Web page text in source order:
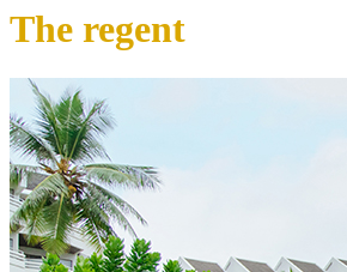
The regent